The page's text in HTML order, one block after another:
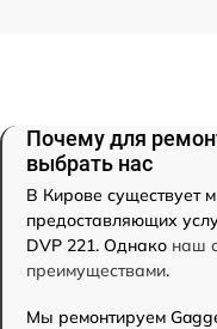
Почему для
выбрать нас
В Кирове существует
предоставляющих
DVP 221. Однако наш
преимуществами.
Мы ремонтируем